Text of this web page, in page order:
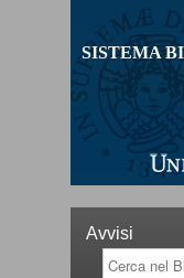
SISTEMA